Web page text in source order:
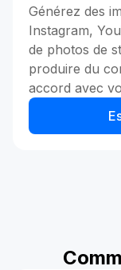
Générez des
Instagram,
de photos de
produire du
accord avec